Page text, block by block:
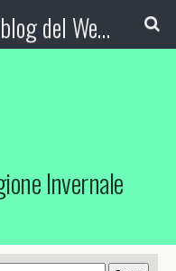
Booking Blog™ - Il blog del Web Marketing Turistico
Invernale